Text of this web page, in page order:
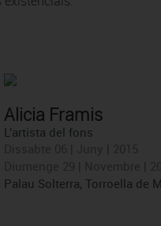
Alicia Framis
L'artista del fons
Palau Solterra, Torroella de